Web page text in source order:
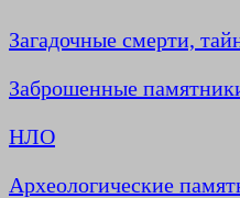
Загадочные смерти,
Заброшенные
НЛО
Археологические